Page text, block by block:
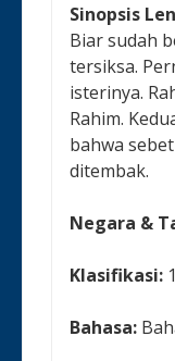
Sinopsis
Biar sudah
tersiksa.
isterinya.
Rahim.
bahwa
ditembak.
Negara &
Klasifikasi:
Bahasa: